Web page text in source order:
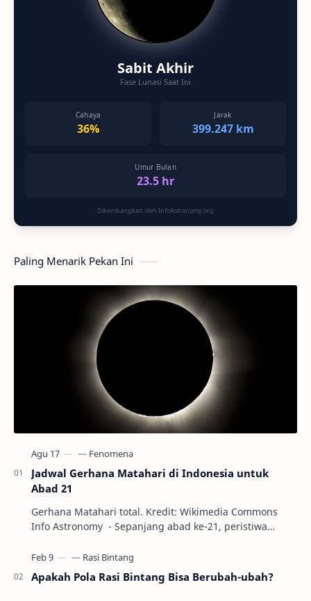
Sabit Akhir
Fase Lunasi Saat Ini
Cahaya
36%
Jarak
399.247 km
Umur Bulan
23.5 hr
Dikembangkan oleh InfoAstronomy.org
Paling Menarik Pekan Ini
Jadwal Gerhana Matahari di Indonesia untuk
Abad 21
Gerhana Matahari total. Kredit: Wikimedia Commons
Info Astronomy - Sepanjang abad ke-21, peristiwa
Apakah Pola Rasi Bintang Bisa Berubah-ubah?